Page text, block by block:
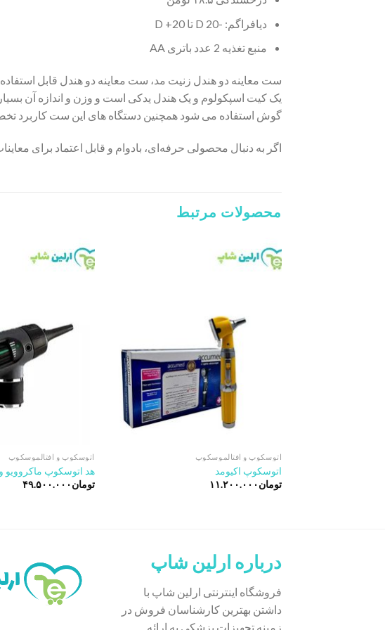
دیافراگم: -20 D تا 20+ D
منبع تغذیه 2 عدد باتری AA
ست معاینه دو هندل زنیت مد، ست معاینه دو هندل قابل
یک کیت اسپکولوم و یک هندل یدکی است و وزن و اندازه آن
گوش استفاده می شود همچنین دستگاه های این ست کاربرد
اگر به دنبال محصولی حرفه‌ای، بادوام و قابل اعتماد برای
محصولات مرتبط
اتوسکوپ و افتالموسکوپ
اتوسکوپ اکیومد
تومان۱۱.۲۰۰.۰۰۰
اتوسکوپ و افتالموسکوپ
هد اتوسکوپ ماکروویو ولش
تومان۴۹.۵۰۰.۰۰۰
درباره ارلین شاپ
فروشگاه اینترنتی ارلین شاپ با
داشتن بهترین کارشناسان فروش در
زمینه تجهیزات پزشکی به ارائه